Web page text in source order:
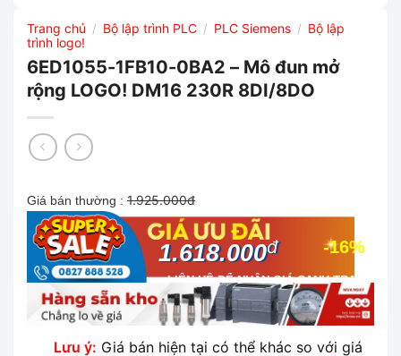
Trang chủ / Bộ lập trình PLC / PLC Siemens / Bộ lập
trình logo!
6ED1055-1FB10-0BA2 – Mô đun mở
rộng LOGO! DM16 230R 8DI/8DO
Giá bán thường : 1.925.000đ
-16%
1.618.000đ
LIÊN HỆ ĐỂ NHẬN GIÁ CẠNH TRANH
NHẤT THỊ TRƯỜNG
Lưu ý: Giá bán hiện tại có thể khác so với giá